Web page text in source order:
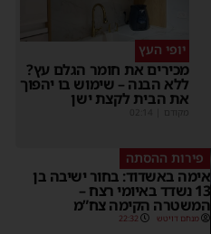
יופי העץ
מכירים את חומר הגלם עץ?
ללא הבנה – שימוש בו יהפוך
את הבית לקצת ישן
מקודם
פירות ההסתה
אימה באשדוד: בחור ישיבה בן
13 נשדד באיומי רצח –
המשטרה הקימה צח”מ
מנחם דויטש 22:32